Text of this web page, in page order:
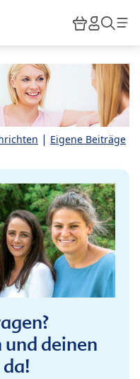
HiPP
| Eigene Beiträge
deinen